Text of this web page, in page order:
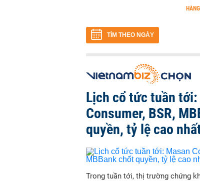
TÌM THEO NGÀY
Lịch cổ tức tuần tới:
Consumer, BSR,
quyền, tỷ lệ cao
Trong tuần tới, thị trường chứng